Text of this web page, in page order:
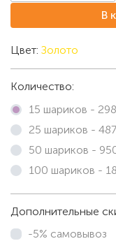
В
Цвет: Золото
Количество:
15 шариков -
25 шариков -
50 шариков -
100 шариков -
Дополнительные
-5% самовывоз